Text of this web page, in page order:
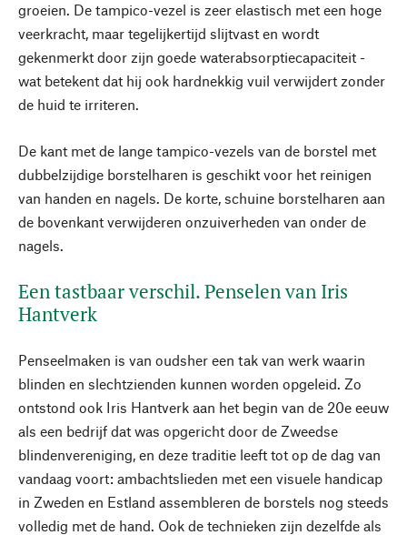
groeien. De tampico-vezel is zeer elastisch met een hoge
veerkracht, maar tegelijkertijd slijtvast en wordt
gekenmerkt door zijn goede waterabsorptiecapaciteit -
wat betekent dat hij ook hardnekkig vuil verwijdert zonder
de huid te irriteren.
De kant met de lange tampico-vezels van de borstel met
dubbelzijdige borstelharen is geschikt voor het reinigen
van handen en nagels. De korte, schuine borstelharen aan
de bovenkant verwijderen onzuiverheden van onder de
nagels.
Een tastbaar verschil. Penselen van Iris
Hantverk
Penseelmaken is van oudsher een tak van werk waarin
blinden en slechtzienden kunnen worden opgeleid. Zo
ontstond ook Iris Hantverk aan het begin van de 20e eeuw
als een bedrijf dat was opgericht door de Zweedse
blindenvereniging, en deze traditie leeft tot op de dag van
vandaag voort: ambachtslieden met een visuele handicap
in Zweden en Estland assembleren de borstels nog steeds
volledig met de hand. Ook de technieken zijn dezelfde als